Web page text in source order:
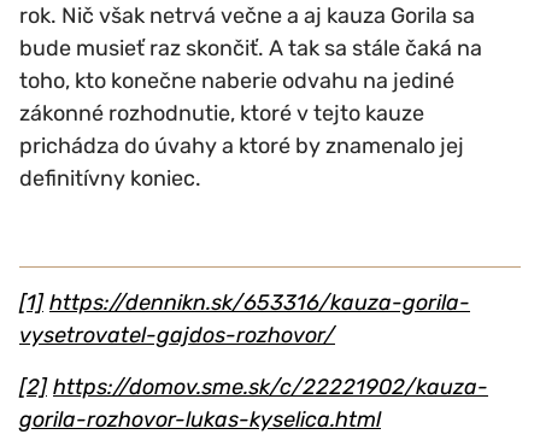
rok. Nič však netrvá večne a aj kauza Gorila sa
bude musieť raz skončiť. A tak sa stále čaká na
toho, kto konečne naberie odvahu na jediné
zákonné rozhodnutie, ktoré v tejto kauze
prichádza do úvahy a ktoré by znamenalo jej
definitívny koniec.
[1] https://dennikn.sk/653316/kauza-gorila-
vysetrovatel-gajdos-rozhovor/
[2] https://domov.sme.sk/c/22221902/kauza-
gorila-rozhovor-lukas-kyselica.html